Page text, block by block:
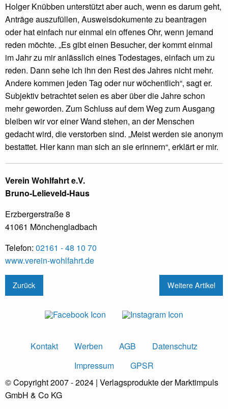
Holger Knübben unterstützt aber auch, wenn es darum geht,
Anträge auszufüllen, Ausweisdokumente zu beantragen
oder hat einfach nur einmal ein offenes Ohr, wenn jemand
reden möchte. „Es gibt einen Besucher, der kommt einmal
im Jahr zu mir anlässlich eines Todestages, einfach um zu
reden. Dann sehe ich ihn den Rest des Jahres nicht mehr.
Andere kommen jeden Tag oder nur wöchentlich“, sagt er.
Subjektiv betrachtet seien es aber über die Jahre schon
mehr geworden. Zum Schluss auf dem Weg zum Ausgang
bleiben wir vor einer Wand stehen, an der Menschen
gedacht wird, die verstorben sind. „Meist werden sie anonym
bestattet. Hier kann man sich an sie erinnern“, erklärt er mir.
Verein Wohlfahrt e.V.
Bruno-Lelieveld-Haus
Erzbergerstraße 8
41061 Mönchengladbach
Telefon: 02161 - 48 10 70
www.verein-wohlfahrt.de
Zurück Weitere Artikel
Kontakt Werben AGB
Datenschutz
Impressum
GPSR
© Copyright 2007 - 2024 | Verlagsprodukte der Marktimpuls
GmbH & Co KG